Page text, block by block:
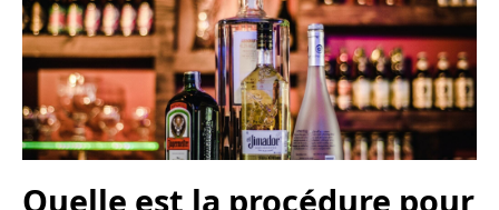
Quelle est la procédure pour